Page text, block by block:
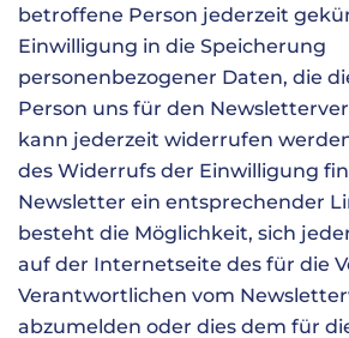
betroffene Person jederzeit
Einwilligung in die Speicherung
personenbezogener Daten, die
Person uns für den
kann jederzeit widerrufen
des Widerrufs der Einwilligung
Newsletter ein entsprechender
besteht die Möglichkeit, sich
auf der Internetseite des für die
Verantwortlichen vom
abzumelden oder dies dem für